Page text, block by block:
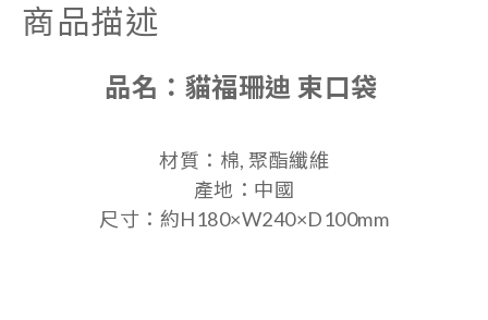
商品描述
品名： 貓福珊迪 束口袋
材質：棉, 聚酯纖維
產地：中國
尺寸：約H180×W240×D100mm